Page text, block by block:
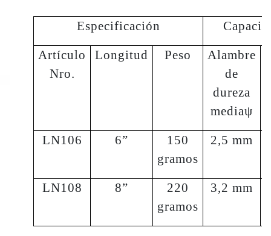
Especificación
Artículo
Nro.
Longitud Peso
Alambre
de
dureza
mediaψ
LN106 6”
150
gramos
2,5 mm
LN108 8”
220
gramos
3,2 mm